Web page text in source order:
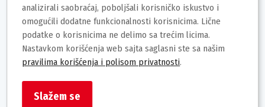
Brend: STILL PROMEDIC
Uvoznik/Proizvođač:Still
Zemlja porekla:Srbija
Prava potrošača: U skladu sa Zakonom o zaštiti potrošača
Barkod:8606017974390
analizirali saobraćaj, poboljšali korisničko iskustvo i
omogućili dodatne funkcionalnosti korisnicima. Lične
podatke o korisnicima ne delimo sa trećim licima.
Nastavkom korišćenja web sajta saglasni ste sa našim
pravilima korišćenja i polisom privatnosti.
Slažem se